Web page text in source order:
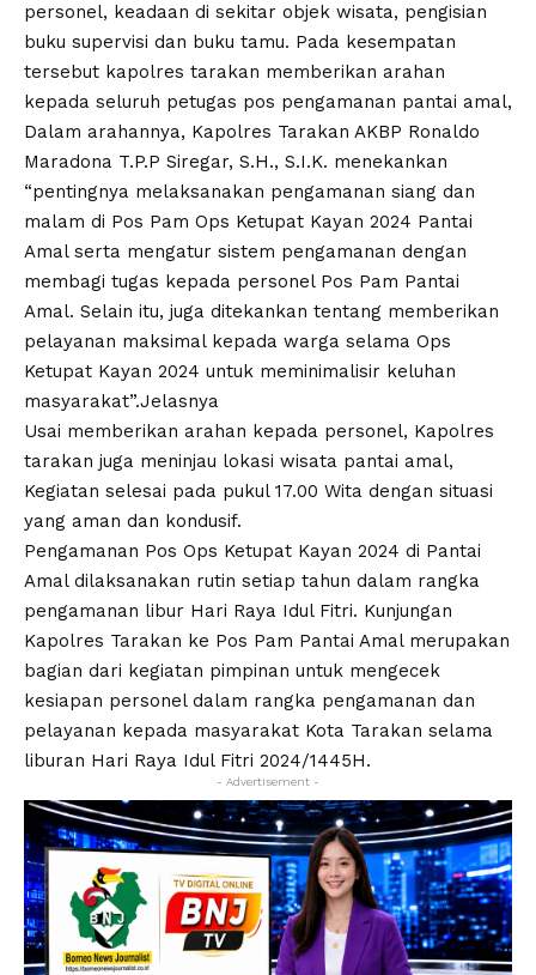
personel, keadaan di sekitar objek wisata, pengisian
buku supervisi dan buku tamu. Pada kesempatan
tersebut kapolres tarakan memberikan arahan
kepada seluruh petugas pos pengamanan pantai amal,
Dalam arahannya, Kapolres Tarakan AKBP Ronaldo
Maradona T.P.P Siregar, S.H., S.I.K. menekankan
“pentingnya melaksanakan pengamanan siang dan
malam di Pos Pam Ops Ketupat Kayan 2024 Pantai
Amal serta mengatur sistem pengamanan dengan
membagi tugas kepada personel Pos Pam Pantai
Amal. Selain itu, juga ditekankan tentang memberikan
pelayanan maksimal kepada warga selama Ops
Ketupat Kayan 2024 untuk meminimalisir keluhan
masyarakat”.Jelasnya
Usai memberikan arahan kepada personel, Kapolres
tarakan juga meninjau lokasi wisata pantai amal,
Kegiatan selesai pada pukul 17.00 Wita dengan situasi
yang aman dan kondusif.
Pengamanan Pos Ops Ketupat Kayan 2024 di Pantai
Amal dilaksanakan rutin setiap tahun dalam rangka
pengamanan libur Hari Raya Idul Fitri. Kunjungan
Kapolres Tarakan ke Pos Pam Pantai Amal merupakan
bagian dari kegiatan pimpinan untuk mengecek
kesiapan personel dalam rangka pengamanan dan
pelayanan kepada masyarakat Kota Tarakan selama
liburan Hari Raya Idul Fitri 2024/1445H.
- Advertisement -